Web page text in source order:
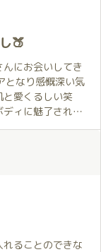
れました😊。
かを察してくれ
した🥰。
色々とお話しし
が😓。
いってしまいま
に次の事を考え
🍑
にお会いしてき
となり感慨深い気
愛くるしい笑
ィに魅了されま
復する入浴剤、
様々なリラック
で、卓越した技
！この余韻が忘
です。
され清潔で広い
いお値段に見合う
れることのできな